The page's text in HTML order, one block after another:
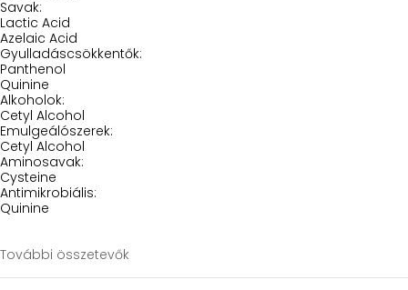
Savak:
Lactic Acid
Azelaic Acid
Gyulladáscsökkentők:
Panthenol
Quinine
Alkoholok:
Cetyl Alcohol
Emulgeálószerek:
Cetyl Alcohol
Aminosavak:
Cysteine
Antimikrobiális:
Quinine
További összetevők